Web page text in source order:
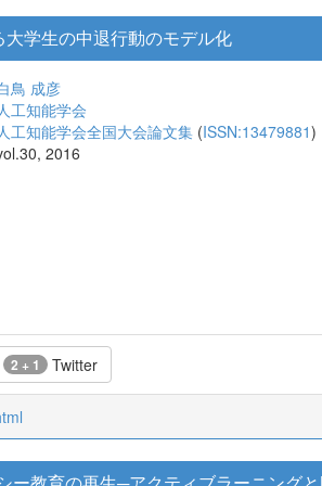
学生の中退行動のモデル化
鳥 成彦
人工知能学会
人工知能学会全国大会論文集 (ISSN:13479881)
2016
2 + 1 Twitter